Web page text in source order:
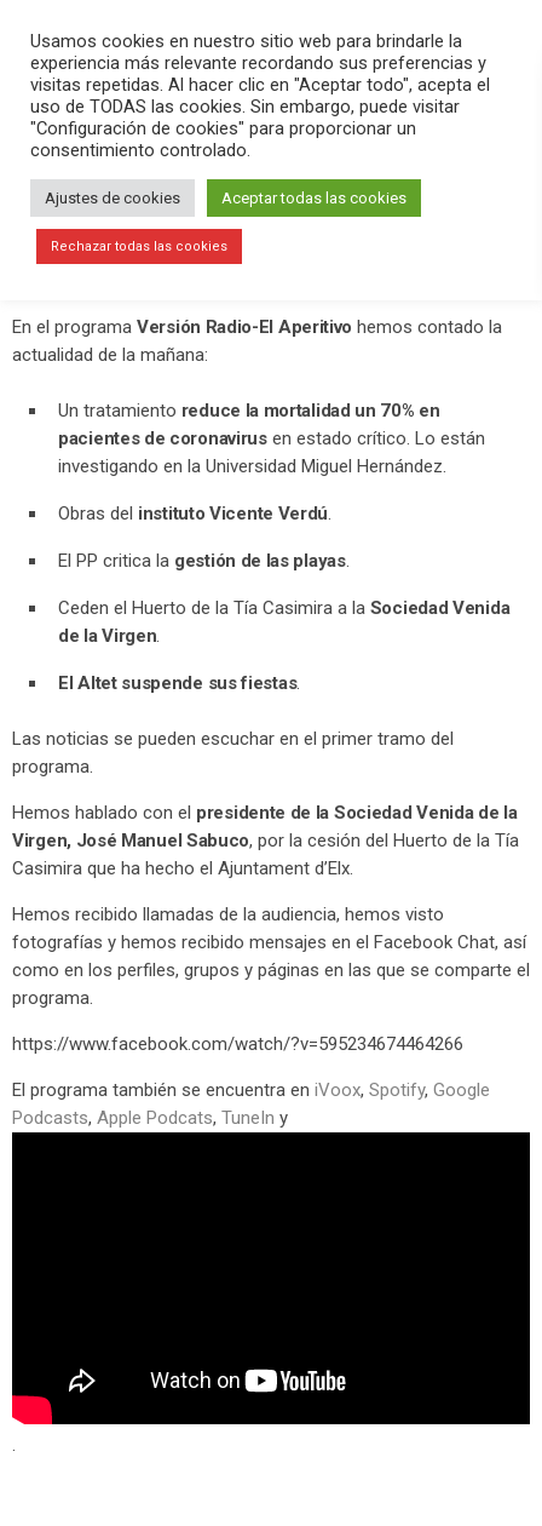
search menu pause PLAY
julio 8, 2020
Investigadores de la UMH prueban un
tratamiento que reduce la mortalidad
un 70% en pacientes de coronavirus
en estado crítico
En el programa Versión Radio-El Aperitivo hemos contado la
actualidad de la mañana:
Un tratamiento reduce la mortalidad un 70% en
pacientes de coronavirusen estado crítico. Lo están
investigando en la Universidad Miguel Hernández.
Obras del instituto Vicente Verdú
El PP critica la gestión de las playas.
Ceden el Huerto de la Tía Casimira a la Sociedad Venida
de la Virgen
El Altet suspende sus fiestas.
Las noticias se pueden escuchar en el primer tramo del
programa.
Hemos hablado con el presidente de la Sociedad Venida de la
Virgen, José Manuel Sabuco, por la cesión del Huerto de la Tía
Casimira que ha hecho el Ajuntament d’Elx.
Hemos recibido llamadas de la audiencia, hemos visto
fotografías y hemos recibido mensajes en el Facebook Chat, así
como en los perfiles, grupos y páginas en las que se comparte el
programa.
https://www.facebook.com/watch/?v=595234674464266
El programa también se encuentra en iVoox, Spotify, Google
Podcasts, Apple Podcats, TuneIn y
.
Usamos cookies en nuestro sitio web para brindarle la
experiencia más relevante recordando sus preferencias y
visitas repetidas. Al hacer clic en "Aceptar todo", acepta el
uso de TODAS las cookies. Sin embargo, puede visitar
"Configuración de cookies" para proporcionar un
consentimiento controlado.
Ajustes de cookies Aceptar todas las cookies
Rechazar todas las cookies